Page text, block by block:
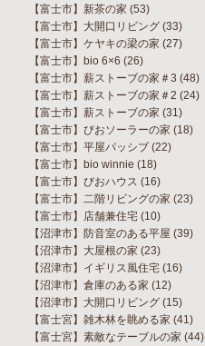
【富士市】新茶の家 (53)
【富士市】大開口リビング (33)
【富士市】ケヤキの梁の家 (27)
【富士市】bio 6×6 (26)
【富士市】薪ストーブの家＃3 (48)
【富士市】薪ストーブの家＃2 (24)
【富士市】薪ストーブの家 (31)
【富士市】びおソーラーの家 (18)
【富士市】平屋パッシブ (22)
【富士市】bio winnie (18)
【富士市】びおハウス (16)
【富士市】二階リビングの家 (23)
【富士市】店舗兼住宅 (10)
【沼津市】防音室のある平屋 (39)
【沼津市】大屋根の家 (23)
【沼津市】イギリス風住宅 (16)
【沼津市】倉庫のある家 (12)
【沼津市】大開口リビング (15)
【富士宮】雑木林を眺める家 (41)
【富士宮】素敵なテーブルの家 (44)